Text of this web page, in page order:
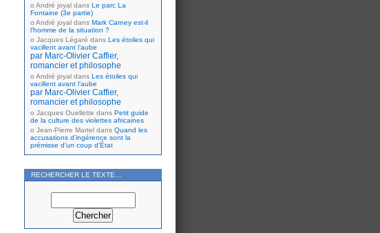
André joyal dans Le parc La
Fontaine (3e partie)
André joyal dans Mark Carney est-il
l’homme de la situation ?
Jacques Légaré dans Les étoiles qui
vacillent avant l’aube
par Marc-Olivier Caffier,
romancier et philosophe
André joyal dans Les étoiles qui
vacillent avant l’aube
par Marc-Olivier Caffier,
romancier et philosophe
Jacques Ouellette dans Petit guide
de la culture des violettes africaines
Jean-Pierre Martel dans Quand les
accusations d’ingérence sont la
prémisse d’un coup d’État
RECHERCHER LE TEXTE…